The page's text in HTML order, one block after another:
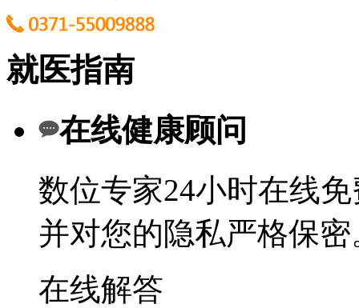
就医指南
在线健康顾问
数位专家24小时在线
并对您的隐私严格保密
在线解答